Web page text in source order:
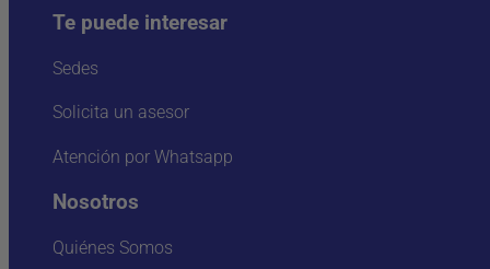
Te puede interesar
Sedes
Solicita un asesor
Atención por Whatsapp
Nosotros
Quiénes Somos